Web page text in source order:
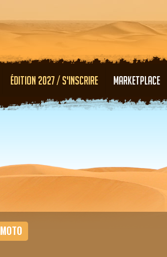
ÉDITION 2027 / S'INSCRIRE MARKETPLACE
MOTO